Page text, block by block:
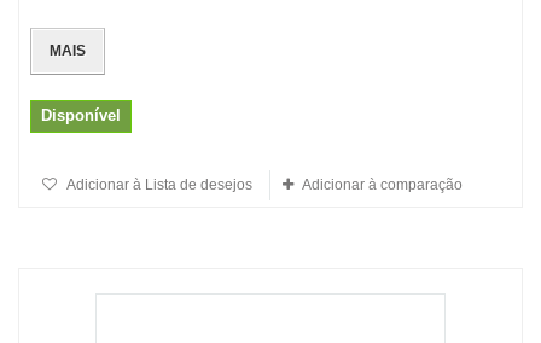
MAIS
Disponível
Adicionar à Lista de desejos Adicionar à comparação